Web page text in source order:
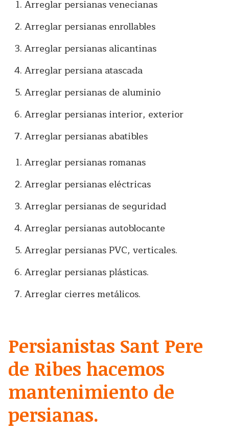
Arreglar persianas venecianas
Arreglar persianas enrollables
Arreglar persianas alicantinas
Arreglar persiana atascada
Arreglar persianas de aluminio
Arreglar persianas interior, exterior
Arreglar persianas abatibles
Arreglar persianas romanas
Arreglar persianas eléctricas
Arreglar persianas de seguridad
Arreglar persianas autoblocante
Arreglar persianas PVC, verticales.
Arreglar persianas plásticas.
Arreglar cierres metálicos.
Persianistas Sant Pere
de Ribes hacemos
mantenimiento de
persianas.